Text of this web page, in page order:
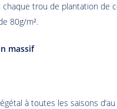
chaque trou de plantation de
80g/m².
massif
à toutes les saisons